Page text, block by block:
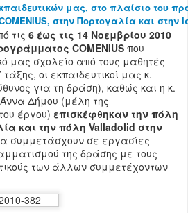
μας, στο πλαίσιο του
στην Πορτογαλία και στην
τις 6 έως τις 14 Νοεμβρίου 2010
COMENIUS που
μας σχολείο από τους μαθητές
τάξης, οι εκπαιδευτικοί μας κ.
για τη δράση), καθώς και η κ.
Δήμου (μέλη της
έργου) επισκέφθηκαν την πόλη
και την πόλη Valladolid στην
συμμετάσχουν σε εργασίες
της δράσης με τους
των άλλων συμμετέχοντων